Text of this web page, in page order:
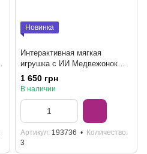
Новинка
Интерактивная мягкая
игрушка с ИИ Медвежонок
Флаффи P-33840 с Wi-Fi и
ChatGPT
1 650 грн
В наличии
Артикул 193736
Количество
3